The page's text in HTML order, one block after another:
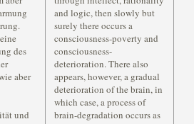
des
aber
und
and logic, then slowly but
surely there occurs a
consciousness-poverty and
consciousness-
deterioration. There also
appears, however, a gradual
deterioration of the brain, in
which case, a process of
brain-degradation occurs as